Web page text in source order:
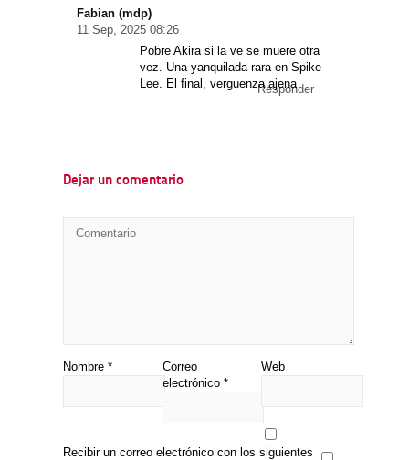
Fabian (mdp)
11 Sep, 2025 08:26
Pobre Akira si la ve se muere otra
vez. Una yanquilada rara en Spike
Lee. El final, verguenza ajena
Responder
Dejar un comentario
Nombre *
Correo
electrónico *
Web
Recibir un correo electrónico con los siguientes